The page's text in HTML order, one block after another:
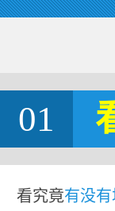
01
看究竟有没